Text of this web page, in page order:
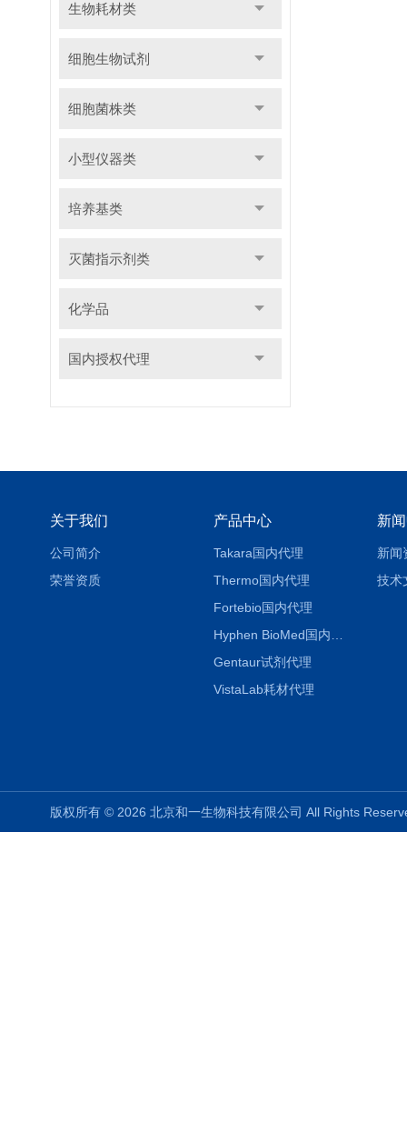
生物耗材类
细胞生物试剂
细胞菌株类
小型仪器类
培养基类
灭菌指示剂类
化学品
国内授权代理
关于我们
公司简介
荣誉资质
产品中心
Takara国内代理
Thermo国内代理
Fortebio国内代理
Gentaur试剂代理
VistaLab耗材代理
新
新闻
技术
版权所有 © 2026 北京和一生物科技有限公司 All Rights